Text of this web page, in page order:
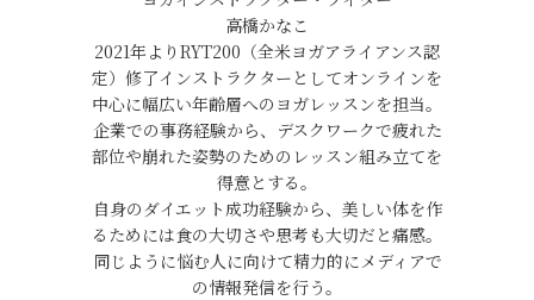
高橋かなこ
2021年よりRYT200（全米ヨガアライアンス認
定）修了インストラクターとしてオンラインを
中心に幅広い年齢層へのヨガレッスンを担当。
企業での事務経験から、デスクワークで疲れた
部位や崩れた姿勢のためのレッスン組み立てを
得意とする。
自身のダイエット成功経験から、美しい体を作
るためには食の大切さや思考も大切だと痛感。
同じように悩む人に向けて精力的にメディアで
の情報発信を行う。